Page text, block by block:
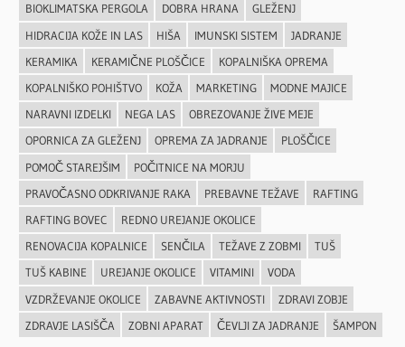
BIOKLIMATSKA PERGOLA
DOBRA HRANA
GLEŽENJ
HIDRACIJA KOŽE IN LAS
HIŠA IMUNSKI SISTEM
JADRANJE
KERAMIKA
KERAMIČNE PLOŠČICE
KOPALNIŠKA OPREMA
KOPALNIŠKO POHIŠTVO
KOŽA MARKETING
MODNE MAJICE
NARAVNI IZDELKI
NEGA LAS
OBREZOVANJE ŽIVE MEJE
OPORNICA ZA GLEŽENJ
OPREMA ZA JADRANJE
PLOŠČICE
POMOČ STAREJŠIM
POČITNICE NA MORJU
PRAVOČASNO ODKRIVANJE RAKA
PREBAVNE TEŽAVE
RAFTING
RAFTING BOVEC
REDNO UREJANJE OKOLICE
RENOVACIJA KOPALNICE
SENČILA TEŽAVE Z ZOBMI
TUŠ
TUŠ KABINE
UREJANJE OKOLICE VITAMINI
VODA
VZDRŽEVANJE OKOLICE
ZABAVNE AKTIVNOSTI
ZDRAVI ZOBJE
ZDRAVJE LASIŠČA
ZOBNI APARAT ČEVLJI ZA JADRANJE ŠAMPON